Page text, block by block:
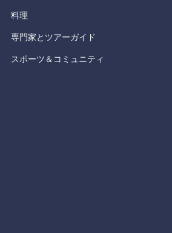
料理
専門家とツアーガイド
スポーツ＆コミュニティ